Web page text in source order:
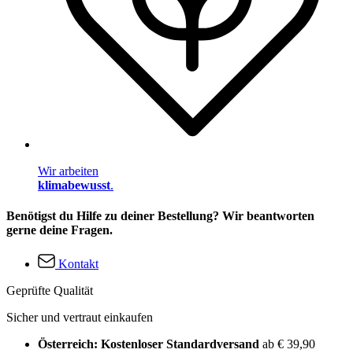
Wir arbeiten
klimabewusst.
Benötigst du Hilfe zu deiner Bestellung? Wir beantworten
gerne deine Fragen.
Kontakt
Geprüfte Qualität
Sicher und vertraut einkaufen
Österreich: Kostenloser Standardversand ab € 39,90